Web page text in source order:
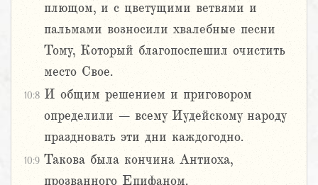
плющом, и с цветущими ветвями и
пальмами возносили хвалебные песни
Тому, Который благопоспешил очистить
место Свое.
10:8 И общим решением и приговором
определили – всему Иудейскому народу
праздновать эти дни каждогодно.
10:9 Такова была кончина Антиоха,
прозванного Епифаном.